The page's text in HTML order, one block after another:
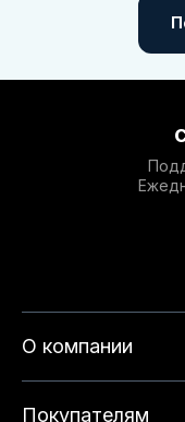
О компании
Покупателям